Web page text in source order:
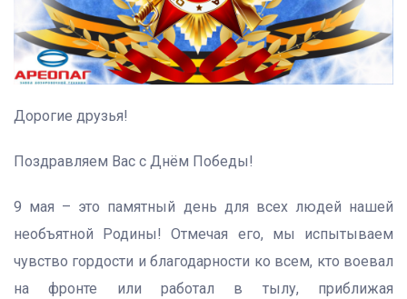
Дорогие друзья!
Поздравляем Вас с Днём Победы!
9 мая – это памятный день для всех людей нашей
необъятной Родины! Отмечая его, мы испытываем
чувство гордости и благодарности ко всем, кто воевал
на фронте или работал в тылу, приближая